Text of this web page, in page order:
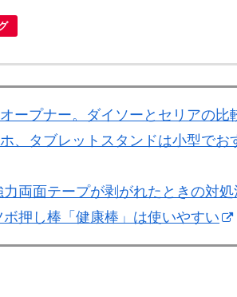
ープナー。ダイソーとセリアの比
、タブレットスタンドは小型でお
両面テープが剥がれたときの対処
押し棒「健康棒」は使いやすい